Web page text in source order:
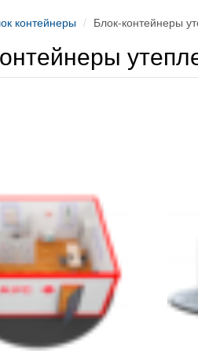
контейнеры Блок-контейнеры